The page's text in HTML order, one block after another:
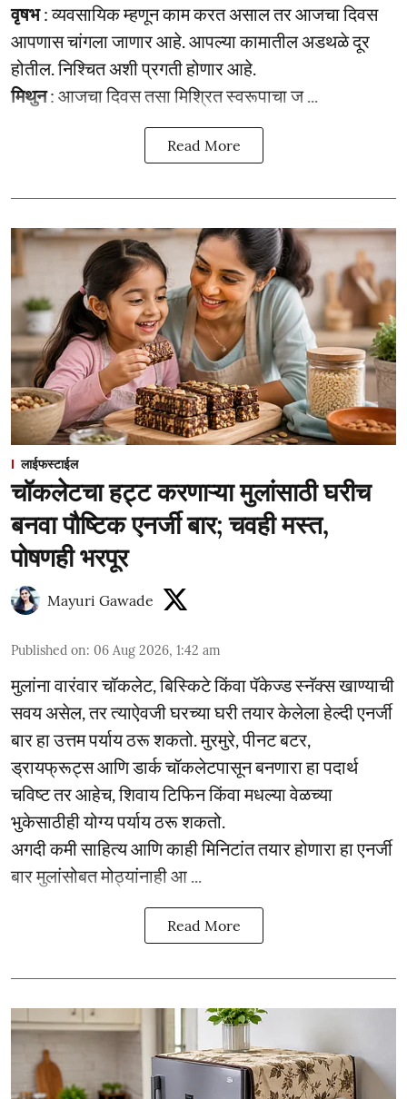
वृषभ: व्यवसायिक म्हणून काम करत असाल तर आजचा दिवस
आपणास चांगला जाणार आहे. आपल्या कामातील अडथळे दूर
होतील. निश्चित अशी प्रगती होणार आहे.
मिथुन: आजचा दिवस तसा मिश्रित स्वरूपाचा ज ...
Read More
लाईफस्टाईल
चॉकलेटचा हट्ट करणाऱ्या मुलांसाठी घरीच
बनवा पौष्टिक एनर्जी बार; चवही मस्त,
पोषणही भरपूर
Mayuri Gawade
Published on: 06 Aug 2026, 1:42 am
मुलांना वारंवार चॉकलेट, बिस्किटे किंवा पॅकेज्ड स्नॅक्स खाण्याची
सवय असेल, तर त्याऐवजी घरच्या घरी तयार केलेला हेल्दी एनर्जी
बार हा उत्तम पर्याय ठरू शकतो. मुरमुरे, पीनट बटर,
ड्रायफ्रूट्स आणि डार्क चॉकलेटपासून बनणारा हा पदार्थ
चविष्ट तर आहेच, शिवाय टिफिन किंवा मधल्या वेळच्या
भुकेसाठीही योग्य पर्याय ठरू शकतो.
अगदी कमी साहित्य आणि काही मिनिटांत तयार होणारा हा एनर्जी
बार मुलांसोबत मोठ्यांनाही आ ...
Read More